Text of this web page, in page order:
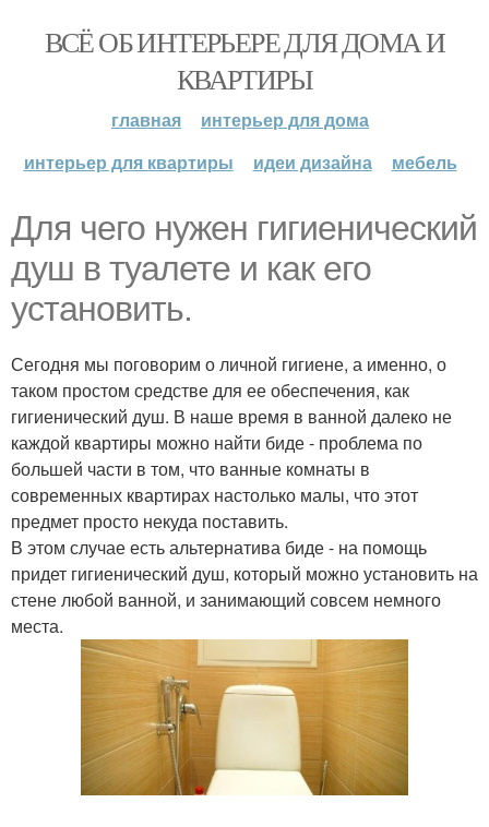
ВСЁ ОБ ИНТЕРЬЕРЕ ДЛЯ ДОМА И
КВАРТИРЫ
главная
интерьер для дома
интерьер для квартиры
идеи дизайна мебель
Для чего нужен гигиенический
душ в туалете и как его
установить.
Сегодня мы поговорим о личной гигиене, а именно, о
таком простом средстве для ее обеспечения, как
гигиенический душ. В наше время в ванной далеко не
каждой квартиры можно найти биде - проблема по
большей части в том, что ванные комнаты в
современных квартирах настолько малы, что этот
предмет просто некуда поставить.
В этом случае есть альтернатива биде - на помощь
придет гигиенический душ, который можно установить на
стене любой ванной, и занимающий совсем немного
места.